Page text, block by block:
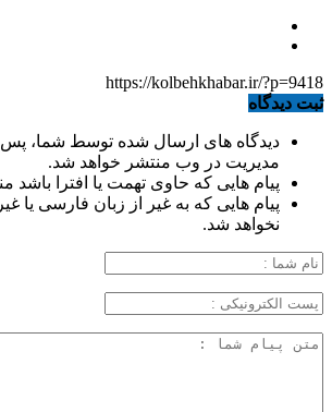
https://kolbehkhabar.ir/?p=9418
ثبت دیدگاه
دیدگاه های ارسال شده توسط شما، پس
مدیریت در وب منتشر خواهد شد.
پیام هایی که حاوی تهمت یا افترا باشد
پیام هایی که به غیر از زبان فارسی یا
نخواهد شد.